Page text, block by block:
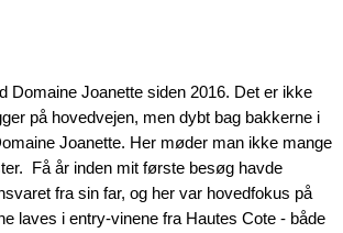
Domaine Joanette siden 2016. Det er ikke
på hovedvejen, men dybt bag bakkerne i
Joanette. Her møder man ikke mange
Få år inden mit første besøg havde
fra sin far, og her var hovedfokus på
laves i entry-vinene fra Hautes Cote - både